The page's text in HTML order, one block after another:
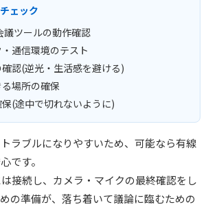
ェック
議ツールの動作確認
通信環境のテスト
認(逆光・生活感を避ける)
場所の確保
(途中で切れないように)
ラブルになりやすいため、可能なら有線
です。
接続し、カメラ・マイクの最終確認をし
の準備が、落ち着いて議論に臨むための